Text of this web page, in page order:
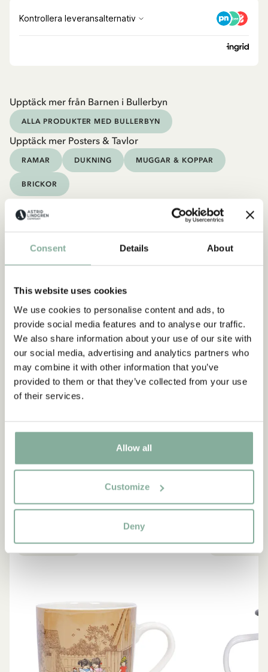
Consent Details About
This website uses cookies
We use cookies to personalise content and ads, to
provide social media features and to analyse our traffic.
We also share information about your use of our site with
our social media, advertising and analytics partners who
may combine it with other information that you’ve
provided to them or that they’ve collected from your use
of their services.
Allow all
Customize
Deny
Upptäck mer från Barnen i Bullerbyn
ALLA PRODUKTER MED BULLERBYN
Upptäck mer Posters & Tavlor
RAMAR DUKNING MUGGAR & KOPPAR
BRICKOR
SHOP
Allt med Bullerbyn
SE ALLA BULLERBY-PRODUKTER
NYINKOMMET